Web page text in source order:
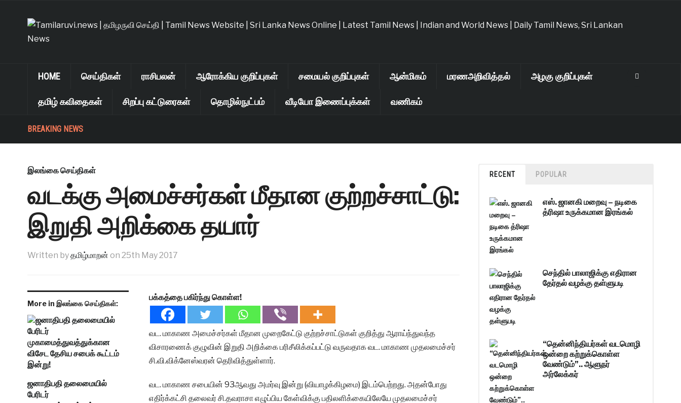
HOME செய்திகள் ராசிபலன் ஆரோக்கிய குறிப்புகள் சமையல் குறிப்புகள் ஆன்மிகம் மரணஅறிவித்தல் அழகு குறிப்புகள்
தமிழ் கவிதைகள் சிறப்பு கட்டுரைகள் தொழில்நுட்பம் வீடியோ இணைப்புக்கள் வணிகம்
BREAKING NEWS
இலங்கை செய்திகள்
வடக்கு அமைச்சர்கள் மீதான குற்றச்சாட்டு:
இறுதி அறிக்கை தயார்
Written byதமிழ்மாறன் on 25th May 2017
More in இலங்கை செய்திகள்:
ஜனாதிபதி தலைமையில்
பேரிடர்
பக்கத்தை பகிர்ந்து கொள்ள!
வட. மாகாண அமைச்சர்கள் மீதான முறைகேட்டு குற்றச்சாட்டுகள் குறித்து ஆராய்ந்துவந்த
விசாரணைக் குழுவின் இறுதி அறிக்கை பரிசீலிக்கப்பட்டு வருவதாக வட. மாகாண முதலமைச்சர்
சி.வி.விக்னேஸ்வரன் தெரிவித்துள்ளார்.
வட. மாகாண சபையின் 93ஆவது அமர்வு இன்று (வியாழக்கிழமை) இடம்பெற்றது. அதன்போது
எதிர்க்கட்சி தலைவர் சி.தவராசா எழுப்பிய கேள்விக்கு பதிலளிக்கையிலேயே முதலமைச்சர்
RECENT POPULAR
எஸ். ஜானகி மறைவு – நடிகை
த்ரிஷா உருக்கமான இரங்கல்
செந்தில் பாலாஜிக்கு எதிரான
தேர்தல் வழக்கு தள்ளுபடி
“தென்னிந்தியர்கள் வடமொழி
ஒன்றை கற்றுக்கொள்ள
வேண்டும்”.. ஆளுநர்
அர்லேக்கர்